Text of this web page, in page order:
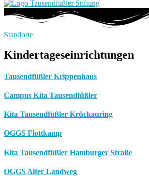
Standorte
Kindertageseinrichtungen
Tausendfüßler Krippenhaus
Campus Kita Tausendfüßler
Kita Tausendfüßler Krückauring
OGGS Flottkamp
Kita Tausendfüßler Hamburger Straße
OGGS Alter Landweg